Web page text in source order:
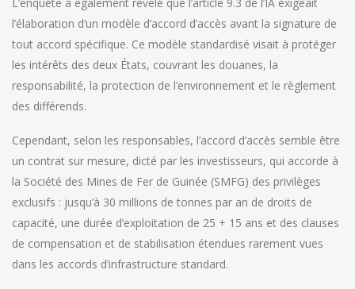
l’élaboration d’un modèle d’accord d’accès avant la signature de
tout accord spécifique. Ce modèle standardisé visait à protéger
les intérêts des deux États, couvrant les douanes, la
responsabilité, la protection de l’environnement et le règlement
des différends.
Cependant, selon les responsables, l’accord d’accès semble être
un contrat sur mesure, dicté par les investisseurs, qui accorde à
la Société des Mines de Fer de Guinée (SMFG) des privilèges
exclusifs : jusqu’à 30 millions de tonnes par an de droits de
capacité, une durée d’exploitation de 25 + 15 ans et des clauses
de compensation et de stabilisation étendues rarement vues
dans les accords d’infrastructure standard.